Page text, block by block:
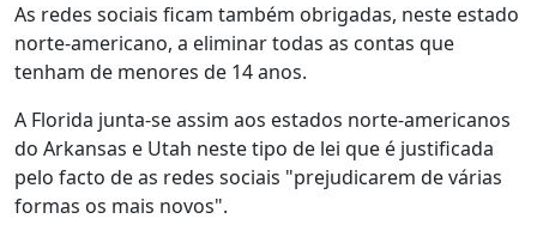
As redes sociais ficam também obrigadas, neste estado
norte-americano, a eliminar todas as contas que
tenham de menores de 14 anos.
A Florida junta-se assim aos estados norte-americanos
do Arkansas e Utah neste tipo de lei que é justificada
pelo facto de as redes sociais "prejudicarem de várias
formas os mais novos".